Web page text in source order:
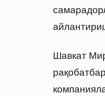
Шавкат